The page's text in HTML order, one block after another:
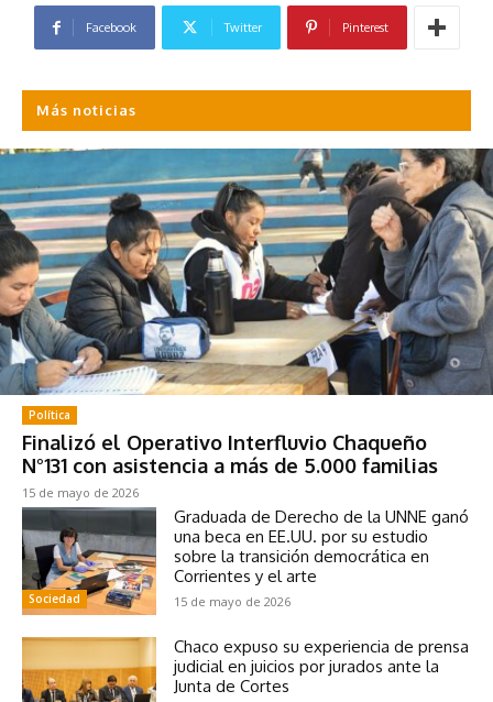
Facebook Twitter Pinterest
Más noticias
Política
Finalizó el Operativo Interfluvio Chaqueño
N°131 con asistencia a más de 5.000 familias
15 de mayo de 2026
Sociedad
Graduada de Derecho de la UNNE ganó
una beca en EE.UU. por su estudio
sobre la transición democrática en
Corrientes y el arte
15 de mayo de 2026
Chaco expuso su experiencia de prensa
judicial en juicios por jurados ante la
Junta de Cortes